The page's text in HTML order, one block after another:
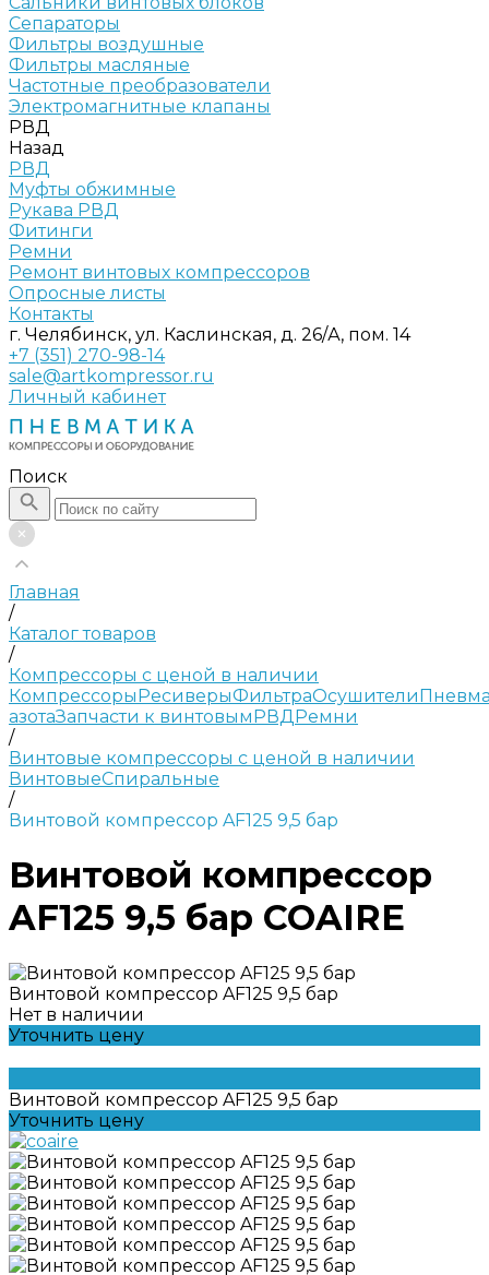
Сепараторы
Фильтры воздушные
Фильтры масляные
Частотные преобразователи
Электромагнитные клапаны
РВД
Назад
РВД
Муфты обжимные
Рукава РВД
Фитинги
Ремни
Ремонт винтовых компрессоров
Опросные листы
Контакты
г. Челябинск, ул. Каслинская, д. 26/А, пом. 14
+7 (351) 270-98-14
sale@artkompressor.ru
Личный кабинет
Поиск
Главная
/
Каталог товаров
/
Компрессоры с ценой в наличии
КомпрессорыРесиверыФильтраОсушители
азотаЗапчасти к винтовымРВДРемни
/
Винтовые компрессоры с ценой в наличии
ВинтовыеСпиральные
/
Винтовой компрессор AF125 9,5 бар
Винтовой компрессор
AF125 9,5 бар COAIRE
Винтовой компрессор AF125 9,5 бар
Нет в наличии
Уточнить цену
Винтовой компрессор AF125 9,5 бар
Уточнить цену